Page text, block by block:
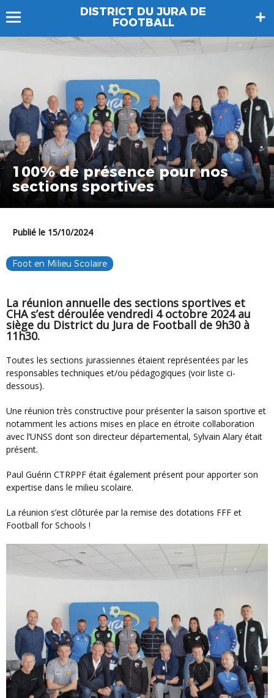
DISTRICT DU JURA DE
FOOTBALL
100% de présence pour nos
sections sportives
Publié le 15/10/2024
Foot en Milieu Scolaire
La réunion annuelle des sections sportives et
CHA s’est déroulée vendredi 4 octobre 2024 au
siège du District du Jura de Football de 9h30 à
11h30.
Toutes les sections jurassiennes étaient représentées par les
responsables techniques et/ou pédagogiques (voir liste ci-
dessous).
Une réunion très constructive pour présenter la saison sportive et
notamment les actions mises en place en étroite collaboration
avec l’UNSS dont son directeur départemental, Sylvain Alary était
présent.
Paul Guérin CTRPPF était également présent pour apporter son
expertise dans le milieu scolaire.
La réunion s’est clôturée par la remise des dotations FFF et
Football for Schools !